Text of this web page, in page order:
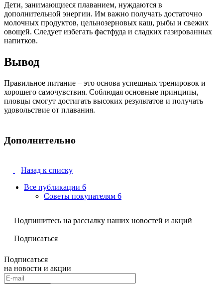
Дети, занимающиеся плаванием, нуждаются в
дополнительной энергии. Им важно получать достаточно
молочных продуктов, цельнозерновых каш, рыбы и свежих
овощей. Следует избегать фастфуда и сладких газированных
напитков.
Вывод
Правильное питание – это основа успешных тренировок и
хорошего самочувствия. Соблюдая основные принципы,
пловцы смогут достигать высоких результатов и получать
удовольствие от плавания.
Дополнительно
Назад к списку
Все публикации 6
Советы покупателям 6
Подпишитесь на рассылку наших новостей и акций
Подписаться
Подписаться
на новости и акции